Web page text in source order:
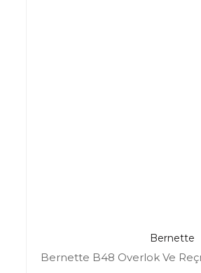
Bernette
Bernette B48 Overlok Ve